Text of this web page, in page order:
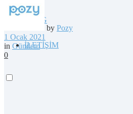
BLOG
İLETİŞİM
by Pozy
1 Ocak 2021
in Gündem
0